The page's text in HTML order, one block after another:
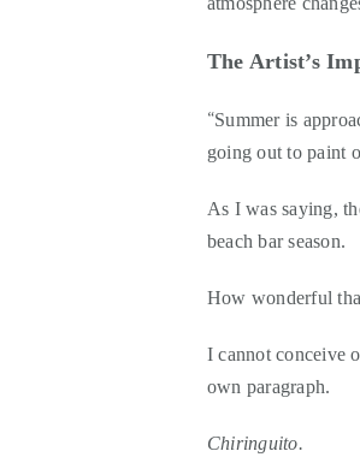
The Artist’s
“Summer is
going out to paint
As I was saying,
beach bar season.
How wonderful
I cannot conceive
own paragraph.
Chiringuito.